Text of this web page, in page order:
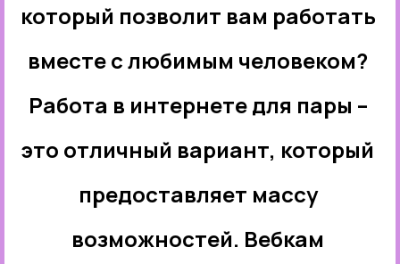
который позволит вам работать
вместе с любимым человеком?
Работа в интернете для пары –
это отличный вариант, который
предоставляет массу
возможностей. Вебкам